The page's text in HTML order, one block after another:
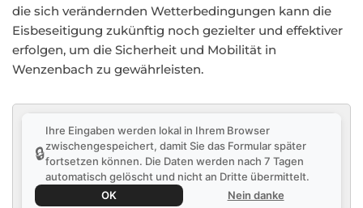
die sich verändernden Wetterbedingungen kann die
Eisbeseitigung zukünftig noch gezielter und effektiver
erfolgen, um die Sicherheit und Mobilität in
Wenzenbach zu gewährleisten.
🔒
Ihre Eingaben werden lokal in Ihrem Browser
zwischengespeichert, damit Sie das Formular später
fortsetzen können. Die Daten werden nach 7 Tagen
automatisch gelöscht und nicht an Dritte übermittelt.
OK
Nein danke